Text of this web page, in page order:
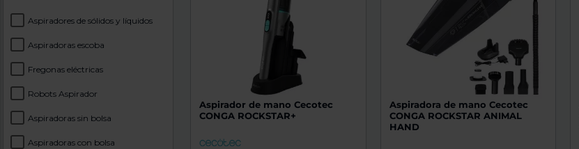
Aspiradores de sólidos y líquidos
Aspiradoras escoba
Fregonas eléctricas
Robots Aspirador
Aspiradoras sin bolsa
Aspiradoras con bolsa
Aspirador de mano Cecotec
CONGA ROCKSTAR+
Aspiradora de mano Cecotec
CONGA ROCKSTAR ANIMAL
HAND